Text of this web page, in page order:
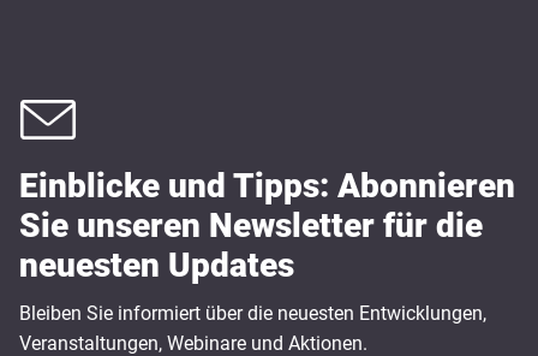
Einblicke und Tipps: Abonnieren
Sie unseren Newsletter für die
neuesten Updates
Bleiben Sie informiert über die neuesten Entwicklungen,
Veranstaltungen, Webinare und Aktionen.